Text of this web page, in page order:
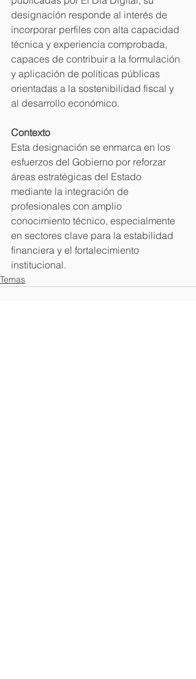
designación responde al interés de
incorporar perfiles con alta capacidad
técnica y experiencia comprobada,
capaces de contribuir a la formulación
y aplicación de políticas públicas
orientadas a la sostenibilidad fiscal y
al desarrollo económico.
Contexto
Esta designación se enmarca en los
esfuerzos del Gobierno por reforzar
áreas estratégicas del Estado
mediante la integración de
profesionales con amplio
conocimiento técnico, especialmente
en sectores clave para la estabilidad
financiera y el fortalecimiento
institucional.
Temas